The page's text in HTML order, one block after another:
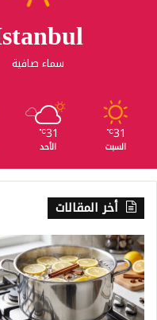
سماء صافية
31
℃
السبت
31
℃
الأحد
أخر المقالات